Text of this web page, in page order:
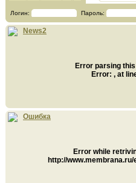
Логин: Пароль:
News2
Error parsing
Error: , at
Ошибка
Error while
http://